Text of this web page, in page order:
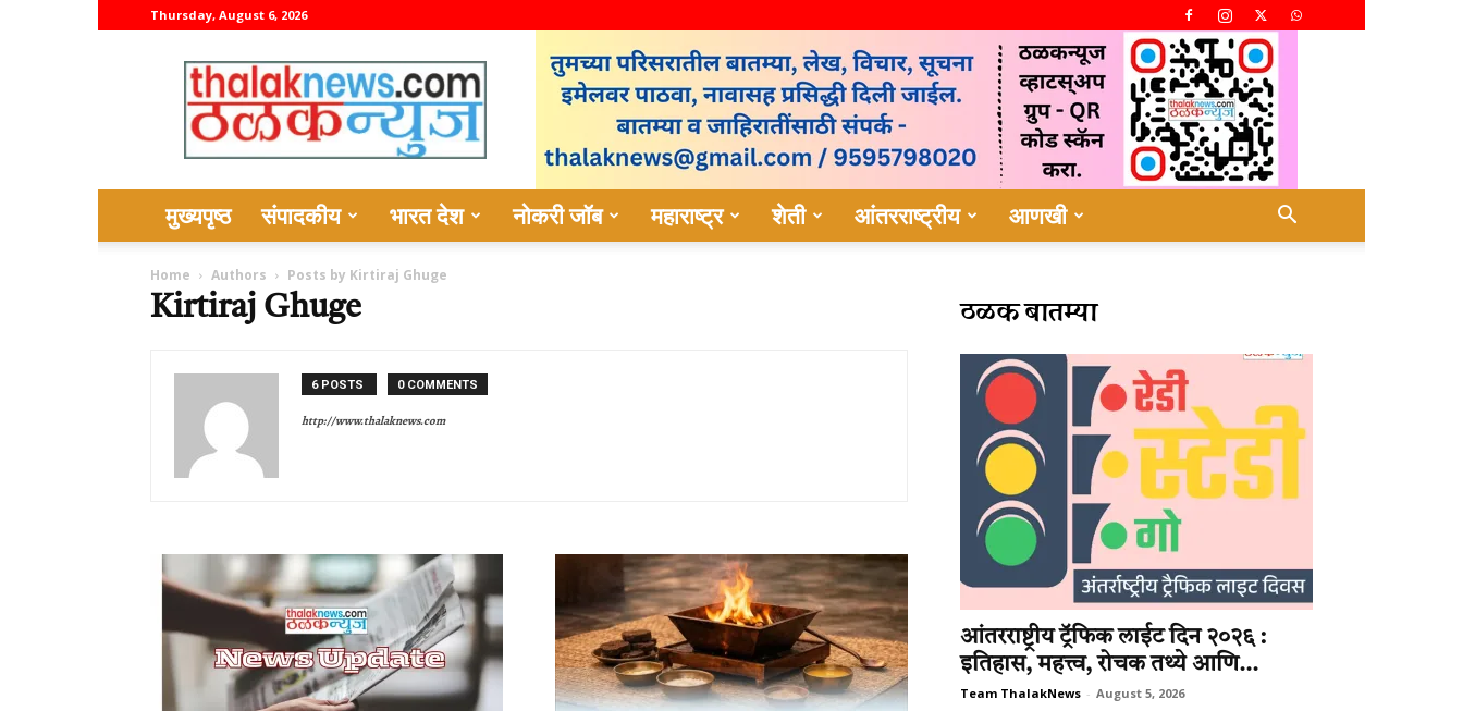
Thursday, August 6, 2026
thalaknews
मुख्यपृष्ठ संपादकीय भारत देश नोकरी जॉब महाराष्ट्र शेती आंतरराष्ट्रीय आणखी
Home Authors Posts by Kirtiraj Ghuge
Kirtiraj Ghuge
6 POSTS 0 COMMENTS
http://www.thalaknews.com
ठळक बातम्या
आंतरराष्ट्रीय ट्रॅफिक लाईट दिन २०२६ :
इतिहास, महत्त्व, रोचक तथ्ये आणि...
Team ThalakNews - August 5, 2026